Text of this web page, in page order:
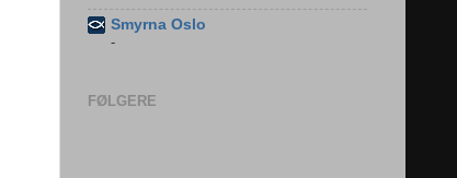
Smyrna Oslo
-
FØLGERE